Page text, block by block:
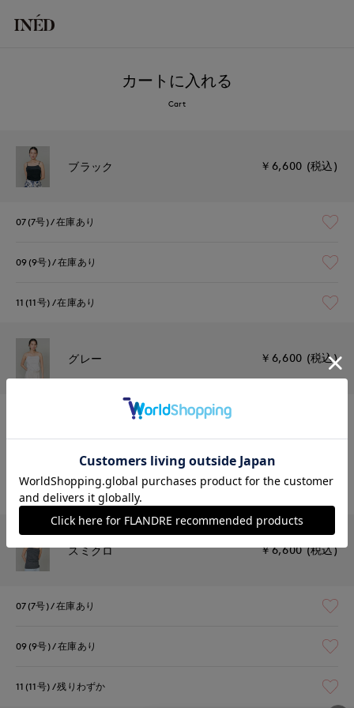
カートに入れる
Cart
ブラック ￥6,600 (税込)
07(7号) 在庫あり
09(9号) 在庫あり
11(11号) 在庫あり
グレー ￥6,600 (税込)
在庫あり 1週間前後で出荷予定
11(11号) 在庫あり 1週間前後で出荷予定
スミクロ ￥6,600 (税込)
07(7号) 在庫あり
09(9号) 在庫あり
11(11号) 残りわずか